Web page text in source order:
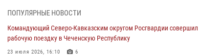
операция войск правопорядка
07 августа 2026, 15:28
ПОПУЛЯРНЫЕ НОВОСТИ
Командующий Северо-Кавказским округом Росгвардии совершил
рабочую поездку в Чеченскую Республику
23 июля 2026, 16:10 6